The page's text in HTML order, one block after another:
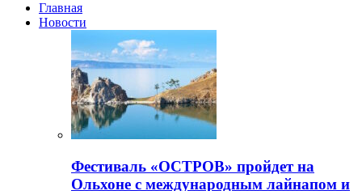
Главная
Новости
Фестиваль «ОСТРОВ» пройдет на
Ольхоне с международным лайнапом и